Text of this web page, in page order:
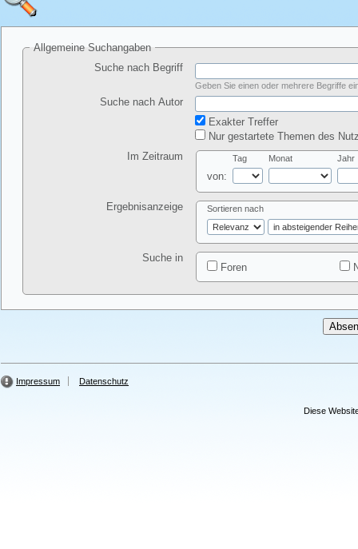
Allgemeine Suchangaben
Suche nach Begriff
Geben Sie einen oder mehrere Begriffe
Suche nach Autor
Exakter Treffer
Nur gestartete Themen des
Im Zeitraum
von:
Tag Monat Jahr
Ergebnisanzeige Sortieren nach
Suche in
Foren
Impressum Datenschutz
Diese